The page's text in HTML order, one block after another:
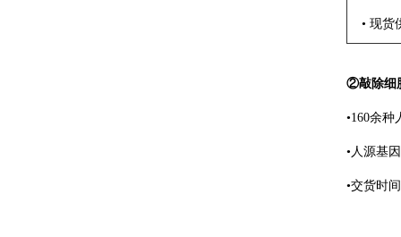
• 现货
②敲除细
•160余种
•人源基
•交货时